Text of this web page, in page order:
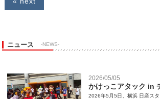
ニュース -NEWS-
2026/05/05
かけっこアタック in
2026年5月5日、横浜 日産スタ